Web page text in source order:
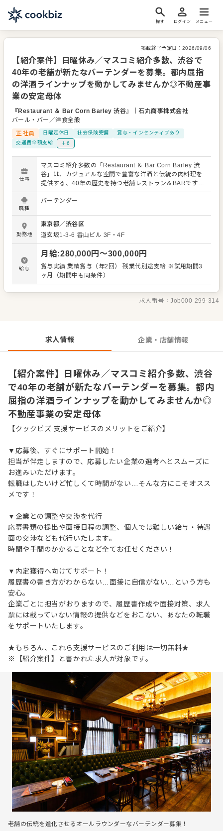
探す ログイン メニュー
掲載終了予定日： 2026/09/06
【紹介案件】日曜休み／マスコミ紹介多数、渋谷で
40年の老舗が新たなバーテンダーを募集。都内屈指
の洋酒ラインナップを動かしてみませんか◎不動産事
業の安定母体
『Restaurant ＆ Bar Corn Barley 渋谷』 ｜石丸商事株式会社
バール・バー／洋食全般
正社員
日曜定休日 社会保険完備
賞与・インセンティブあり
交通費全額支給
＋6
仕事
マスコミ紹介多数の「Restaurant ＆ Bar Corn Barley 渋
谷」は、カジュアルな空間で豊富な洋酒と伝統の肉料理を
提供する、40年の歴史を持つ老舗レストラン＆BARです。
さらなる体制強化のため、新しいバーテンダーを募集しま
す。 最大の魅力は、大型店並みの設備と個人店のような自
様の好みや料理に合わせた最高の一杯を仕立ててくださ
い。 【業務内容】 バーテンダー業務を中心にホール全般を
お任せします。 ・カクテル、ウイスキー、ワイン等のドリ
ンクメイキング ・接客、オーダーテイク、配膳 ・会計、予
約管理 【ステップとキャリア】 先輩が丁寧に指導するた
め、まずは当店のスタイルを習得。その後はオリジナルカ
クテルの開発や後輩育成、店舗運営にも関わり、マネジメ
ず自由なメニュー開発に挑みたい方 ・渋谷の老舗の味を守
りつつ進化させたい方 ・不動産事業を展開する安定母体で
たの感性を求めています。
職種
バーテンダー
勤務地
東京都／渋谷区
道玄坂1-3-6 香山ビル 3F・4F
給与
月給:280,000円〜300,000円
賞与実績 業績賞与（年2回） 残業代別途支給 ※試用期間3
ヶ月（期間中も同条件）
求人番号：Job000-299-314
求人情報 企業・店舗情報
【紹介案件】日曜休み／マスコミ紹介多数、渋谷
で40年の老舗が新たなバーテンダーを募集。都内
屈指の洋酒ラインナップを動かしてみませんか◎
不動産事業の安定母体
【クックビズ 支援サービスのメリットをご紹介】
▼応募後、すぐにサポート開始！
担当が伴走しますので、応募したい企業の選考へとスムーズに
お進みいただけます。
転職はしたいけど忙しくて時間がない…そんな方にこそオスス
メです！
▼企業との調整や交渉を代行
応募書類の提出や面接日程の調整、個人では難しい給与・待遇
面の交渉なども代行いたします。
時間や手間のかかることなど全てお任せください！
▼内定獲得へ向けてサポート！
履歴書の書き方がわからない…面接に自信がない…という方も
安心。
企業ごとに担当がおりますので、履歴書作成や面接対策、求人
票には載っていない情報の提供などをおこない、あなたの転職
をサポートいたします。
★もちろん、これら支援サービスのご利用は一切無料★
※【紹介案件】と書かれた求人が対象です。
老舗の伝統を進化させるオールラウンダーなバーテンダー募集！